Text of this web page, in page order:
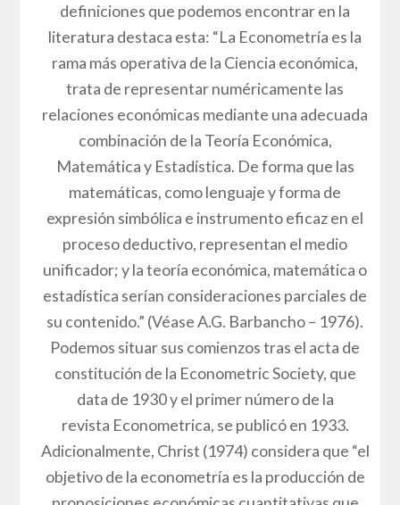
definiciones que podemos encontrar en la
literatura destaca esta: “La Econometría es la
rama más operativa de la Ciencia económica,
trata de representar numéricamente las
relaciones económicas mediante una adecuada
combinación de la Teoría Económica,
Matemática y Estadística. De forma que las
matemáticas, como lenguaje y forma de
expresión simbólica e instrumento eficaz en el
proceso deductivo, representan el medio
unificador; y la teoría económica, matemática o
estadística serían consideraciones parciales de
su contenido.” (Véase A.G. Barbancho – 1976).
Podemos situar sus comienzos tras el acta de
constitución de la Econometric Society, que
data de 1930 y el primer número de la
revista Econometrica, se publicó en 1933.
Adicionalmente, Christ (1974) considera que “el
objetivo de la econometría es la producción de